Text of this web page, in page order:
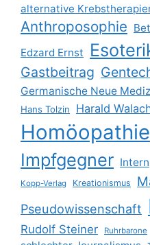
alternative
Anthroposophie
Edzard Ernst
Gastbeitrag
Germanische Neue
Hans Tolzin Harald
Homöopathie
Impfgegner Intern
Kopp-Verlag Kreationismus
Pseudowissenschaft
Rudolf Steiner Ruhrbarone